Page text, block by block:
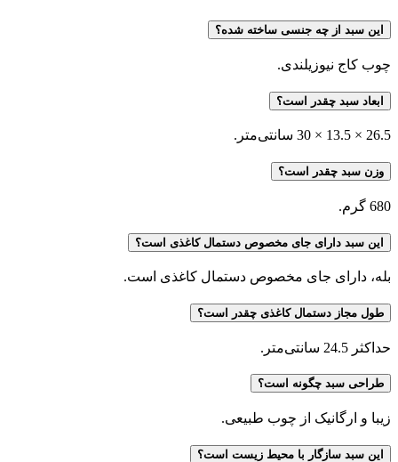
این سبد از چه جنسی ساخته شده؟
چوب کاج نیوزیلندی.
ابعاد سبد چقدر است؟
26.5 × 13.5 × 30 سانتی‌متر.
وزن سبد چقدر است؟
680 گرم.
این سبد دارای جای مخصوص دستمال کاغذی است؟
بله، دارای جای مخصوص دستمال کاغذی است.
طول مجاز دستمال کاغذی چقدر است؟
حداکثر 24.5 سانتی‌متر.
طراحی سبد چگونه است؟
زیبا و ارگانیک از چوب طبیعی.
این سبد سازگار با محیط زیست است؟